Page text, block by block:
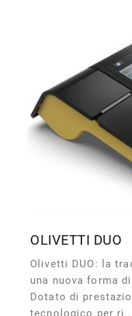
OLIVETTI DUO
Olivetti DUO: la
una nuova forma
Dotato di
tecnologico per